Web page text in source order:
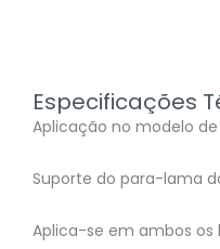
Especificações
Aplicação no modelo
Suporte do para-lama
Aplica-se em ambos os